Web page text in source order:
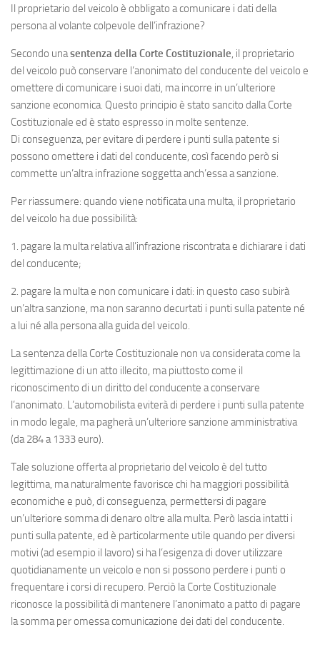
Il proprietario del veicolo è obbligato a comunicare i dati della
persona al volante colpevole dell’infrazione?
Secondo unasentenza della Corte Costituzionale, il proprietario
del veicolo può conservare l’anonimato del conducente del veicolo e
omettere di comunicare i suoi dati, ma incorre in un’ulteriore
sanzione economica. Questo principio è stato sancito dalla Corte
Costituzionale ed è stato espresso in molte sentenze.
Di conseguenza, per evitare di perdere i punti sulla patente si
possono omettere i dati del conducente, così facendo però si
commette un’altra infrazione soggetta anch’essa a sanzione.
Per riassumere: quando viene notificata una multa, il proprietario
del veicolo ha due possibilità:
1. pagare la multa relativa all’infrazione riscontrata e dichiarare i dati
del conducente;
2. pagare la multa e non comunicare i dati: in questo caso subirà
un’altra sanzione, ma non saranno decurtati i punti sulla patente né
a lui né alla persona alla guida del veicolo.
La sentenza della Corte Costituzionale non va considerata come la
legittimazione di un atto illecito, ma piuttosto come il
riconoscimento di un diritto del conducente a conservare
l’anonimato. L’automobilista eviterà di perdere i punti sulla patente
in modo legale, ma pagherà un’ulteriore sanzione amministrativa
(da 284 a 1333 euro).
Tale soluzione offerta al proprietario del veicolo è del tutto
legittima, ma naturalmente favorisce chi ha maggiori possibilità
economiche e può, di conseguenza, permettersi di pagare
un’ulteriore somma di denaro oltre alla multa. Però lascia intatti i
punti sulla patente, ed è particolarmente utile quando per diversi
motivi (ad esempio il lavoro) si ha l’esigenza di dover utilizzare
quotidianamente un veicolo e non si possono perdere i punti o
frequentare i corsi di recupero. Perciò la Corte Costituzionale
riconosce la possibilità di mantenere l’anonimato a patto di pagare
la somma per omessa comunicazione dei dati del conducente.